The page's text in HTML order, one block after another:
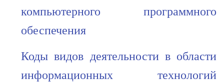
компьютерного программного
обеспечения
Коды видов деятельности в области
информационных технологий